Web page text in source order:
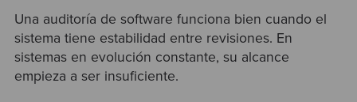
Una auditoría de software funciona bien cuando el
sistema tiene estabilidad entre revisiones. En
sistemas en evolución constante, su alcance
empieza a ser insuficiente.